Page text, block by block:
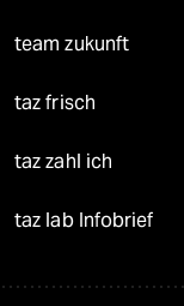
team zukunft
taz frisch
taz zahl ich
taz lab Infobrief